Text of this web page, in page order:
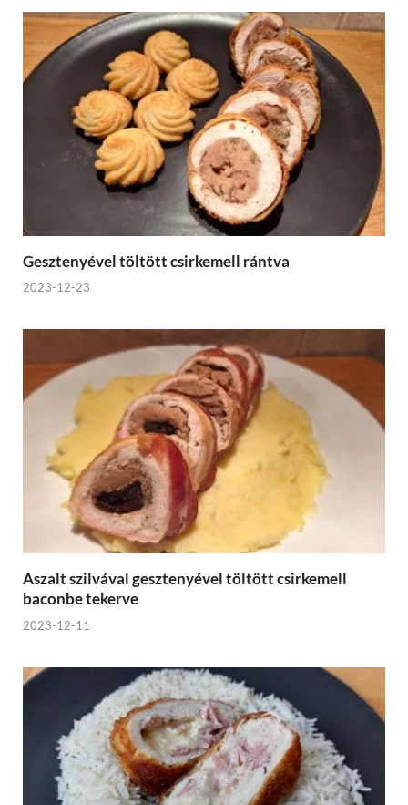
Gesztenyével töltött csirkemell rántva
2023-12-23
Aszalt szilvával gesztenyével töltött csirkemell
baconbe tekerve
2023-12-11